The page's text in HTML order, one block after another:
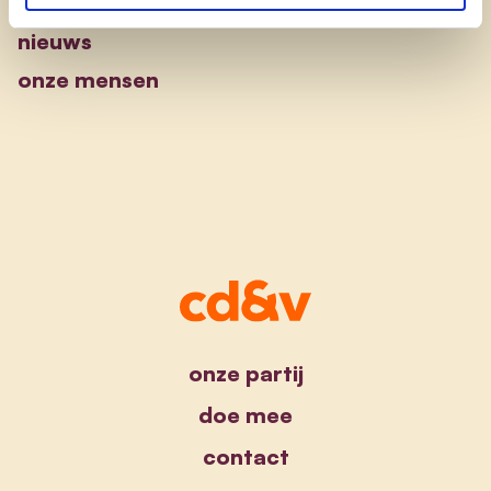
nieuws
onze mensen
onze partij
doe mee
contact